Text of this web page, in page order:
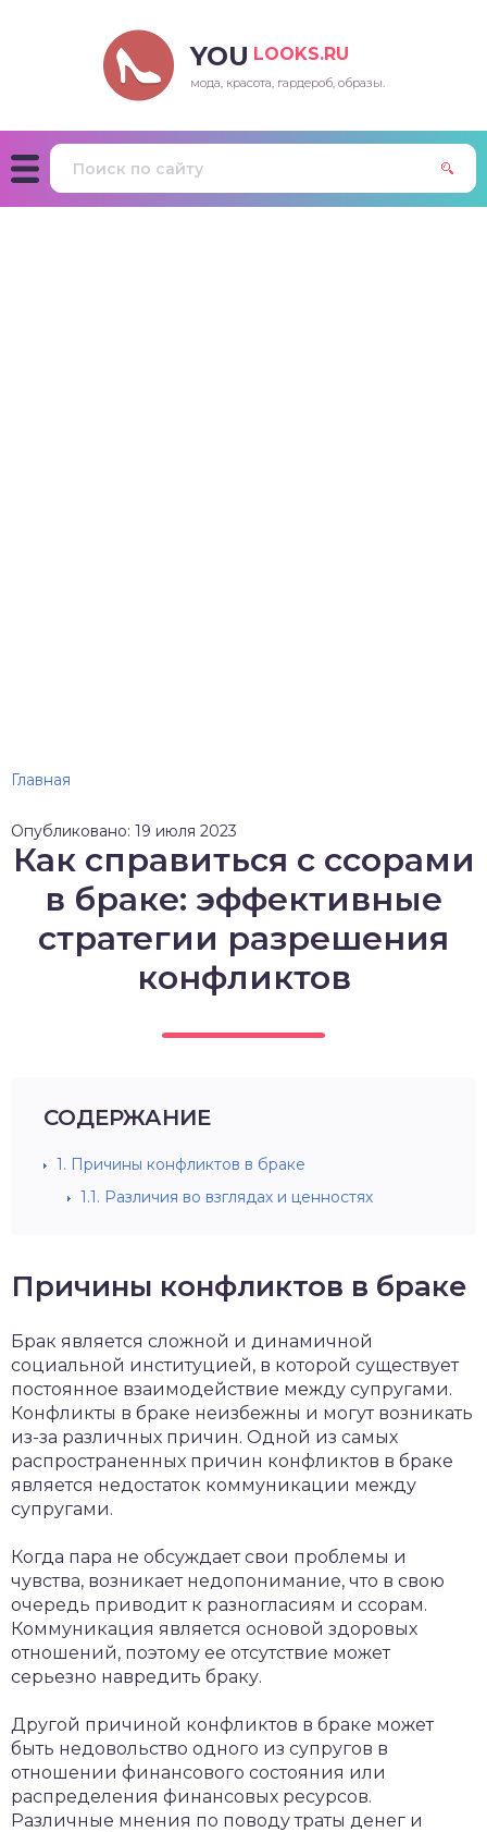
YOU LOOKS.RU
мода, красота, гардероб, образы.
Главная
Опубликовано: 19 июля 2023
Как справиться с ссорами
в браке: эффективные
стратегии разрешения
конфликтов
СОДЕРЖАНИЕ
1. Причины конфликтов в браке
1.1. Различия во взглядах и ценностях
Причины конфликтов в браке
Брак является сложной и динамичной
социальной институцией, в которой существует
постоянное взаимодействие между супругами.
Конфликты в браке неизбежны и могут возникать
из-за различных причин. Одной из самых
распространенных причин конфликтов в браке
является недостаток коммуникации между
супругами.
Когда пара не обсуждает свои проблемы и
чувства, возникает недопонимание, что в свою
очередь приводит к разногласиям и ссорам.
Коммуникация является основой здоровых
отношений, поэтому ее отсутствие может
серьезно навредить браку.
Другой причиной конфликтов в браке может
быть недовольство одного из супругов в
отношении финансового состояния или
распределения финансовых ресурсов.
Различные мнения по поводу траты денег и